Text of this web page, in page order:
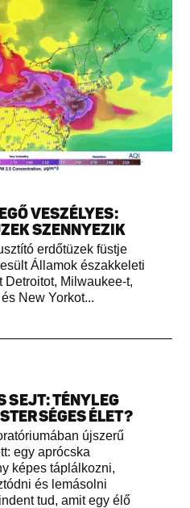
VESZÉLYES:
SZENNYEZIK
erdőtüzek füstje
Államok északkeleti
Detroitot, Milwaukee-t,
New Yorkot...
SEJT: TÉNYLEG
ÉLET?
újszerű
egy aprócska
képes táplálkozni,
és lemásolni
tud, amit egy élő